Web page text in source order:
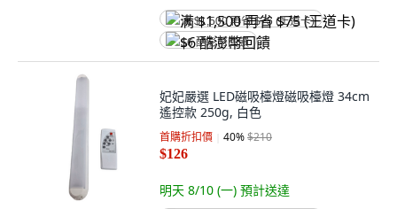
满 $1,500 再省 $75 (王道卡)
$6 酷澎幣回饋
妃妃嚴選 LED磁吸檯燈磁吸檯燈 34cm
遙控款 250g, 白色
首購折扣價 40%$210
$126
明天 8/10 (一) 預計送達